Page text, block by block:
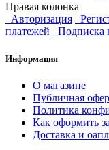
Правая колонка
Авторизация
платежей
Подписка
Информация
О магазине
Публичная
Политика
Как оформить
Доставка и